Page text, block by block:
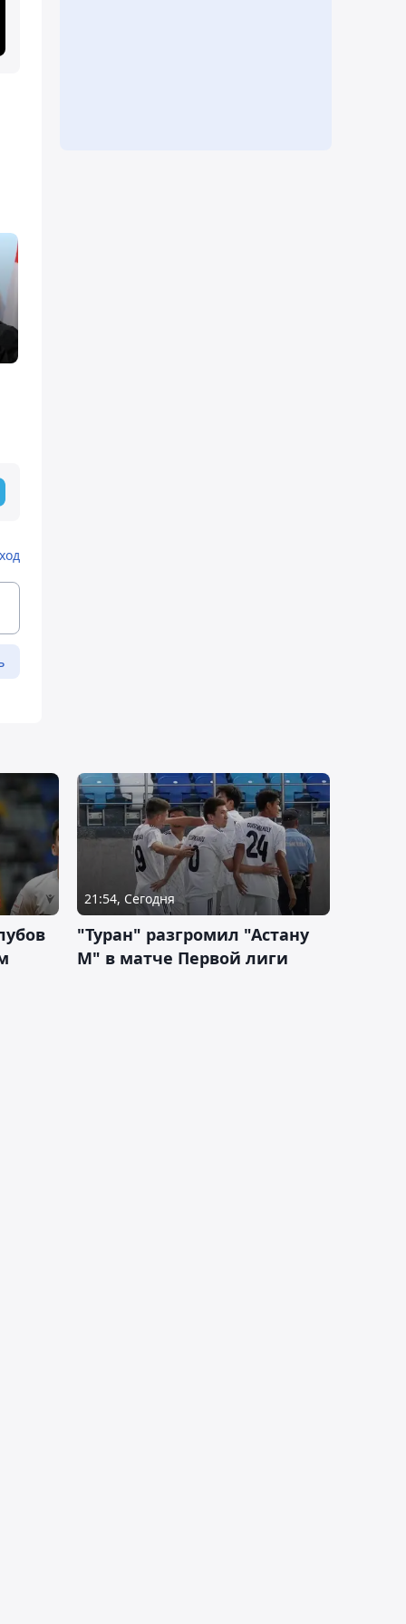
21:54, Сегодня
"Туран" разгромил "Астану
М" в матче Первой лиги